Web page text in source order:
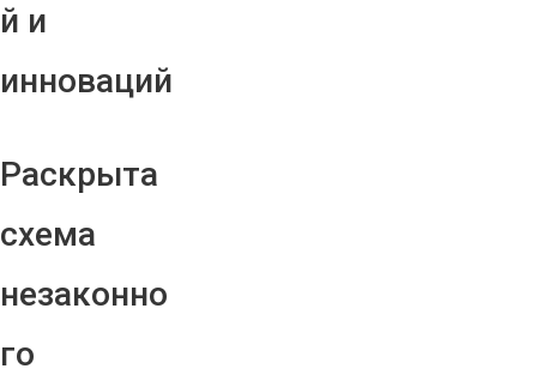
й и
инноваций
Раскрыта
схема
незаконно
го